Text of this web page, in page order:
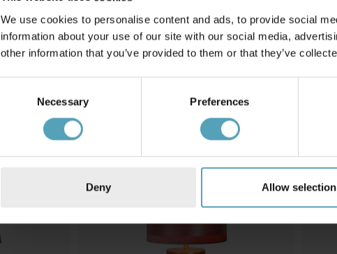
We use cookies to personalise content and ads, to provide social
information about your use of our site with our social media,
other information that you’ve provided to them or that they’ve
Necessary Preferences
Deny Allow selection
Andra köpte
KAMPANJ KAMPANJ